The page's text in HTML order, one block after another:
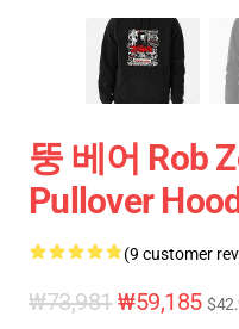
뚱 베어 Rob
Pullover
(9 customer
₩73,981 ₩59,185